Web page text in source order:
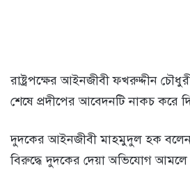
রাষ্ট্রপক্ষের আইনজীবী ফখরুদ্দীন
শেষে প্রদীপের আবেদনটি নাকচ করে
দুদকের আইনজীবী মাহমুদুল হক বলেন,
বিরুদ্ধে দুদকের দেয়া অভিযোগ